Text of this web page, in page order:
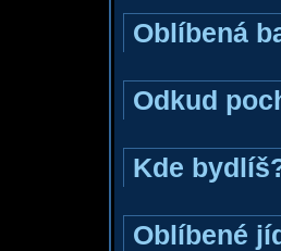
Oblíbená
Odkud
Kde
Oblíbené